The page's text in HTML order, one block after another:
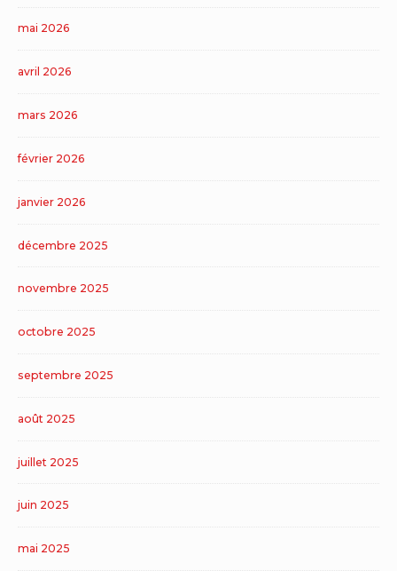
mai 2026
avril 2026
mars 2026
février 2026
janvier 2026
décembre 2025
novembre 2025
octobre 2025
septembre 2025
août 2025
juillet 2025
juin 2025
mai 2025